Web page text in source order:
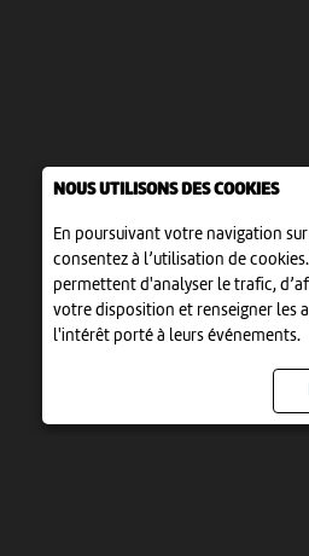
NOUS UTILISONS DES COOKIES
En poursuivant votre navigation
consentez à l’utilisation de
permettent d'analyser le trafic,
votre disposition et renseigner les
l'intérêt porté à leurs événements.